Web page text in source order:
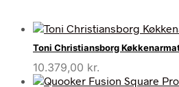
Toni Christiansborg
10.379,00 kr.